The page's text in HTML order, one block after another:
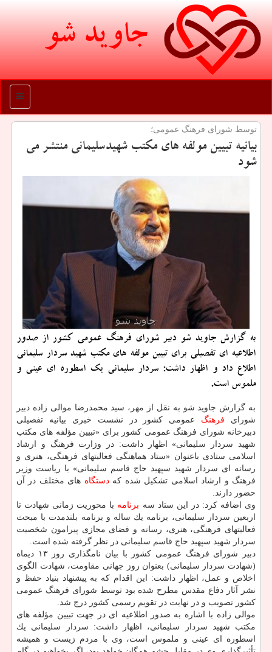
جاوید شو
منو
توسط شورای فرهنگ عمومی؛
بیانیه تبیین مولفه های مكتب شهیدسلیمانی منتشر می
شود
به گزارش جاوید شو دبیر شورای فرهنگ عمومی كشور از صدور
اطلاعیه ای تفصیلی برای تبیین مولفه های مكتب شهید سردار سلیمانی
اطلاع داد و اظهار داشت: سردار سلیمانی یك اسطوره ای عینی و
ملموس است.
به گزارش جاوید شو به نقل از مهر، سید محمدرضا موالی زاده دبیر
شورای فرهنگ عمومی كشور در نشست خبری بیانیه تفصیلی
دبیرخانه شورای فرهنگ عمومی كشور برای «تبیین مؤلفه های مكتب
شهید سردار سلیمانی» اظهار داشت: در وزارت فرهنگ و ارشاد
اسلامی ستادی باعنوان «ستاد هماهنگی فعالیتهای فرهنگی، هنری و
رسانه ای سردار شهید سپهبد حاج قاسم سلیمانی» با ریاست وزیر
فرهنگ و ارشاد اسلامی تشكیل شده كهدستگاه های مختلف در آن
حضور دارند.
وی اضافه كرد: در این ستاد سه برنامه با محوریت زمانی شهادت تا
اربعین سردار سلیمانی، برنامه یك ساله و برنامه بلندمدت با مبحث
فعالیتهای فرهنگی، هنری، رسانه و فضای مجازی پیرامون شخصیت
سردار شهید سپهبد حاج قاسم سلیمانی در نظر گرفته شده است.
دبیر شورای فرهنگ عمومی كشور با بیان نامگذاری روز ۱۳ دیماه
(شهادت سردار سلیمانی) بعنوان روز جهانی مقاومت، شهادت الگوی
اخلاص و عمل، اظهار داشت: این اقدام كه به پیشنهاد بنیاد حفظ و
نشر آثار دفاع مقدس مطرح شده بود توسط شورای فرهنگ عمومی
كشور تصویب و در نهایت در تقویم رسمی كشور درج شد.
موالی زاده با اشاره به صدور اطلاعیه ای در جهت تبیین مؤلفه های
مكتب شهید سردار سلیمانی، اظهار داشت: سردار سلیمانی یك
اسطوره ای عینی و ملموس است، وی با مردم زیست و همیشه